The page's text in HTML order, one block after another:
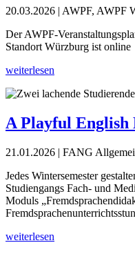
20.03.2026 | AWPF, AWPF
Der AWPF-
Standort Würzburg ist online
weiterlesen
A Playful
21.01.2026 | FANG
Jedes Wintersemester
Studiengangs Fach- und
Moduls
weiterlesen